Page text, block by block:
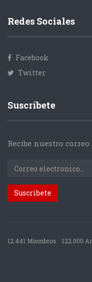
Redes Sociales
Facebook
Twitter
Suscríbete
Recibe nuestro correo
12.441 Miembros 122.000